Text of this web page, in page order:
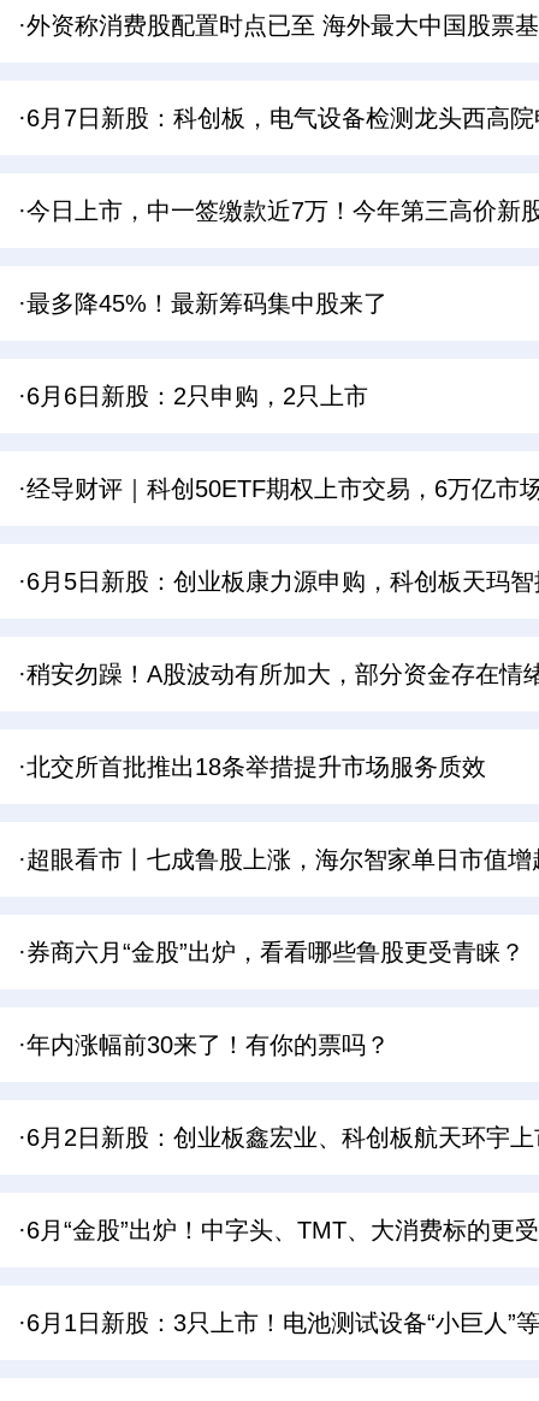
·外资称消费股配置时点已至 海外最大中国股票
·6月7日新股：科创板，电气设备检测龙头西高
·今日上市，中一签缴款近7万！今年第三高价新
·最多降45%！最新筹码集中股来了
·6月6日新股：2只申购，2只上市
·经导财评｜科创50ETF期权上市交易，6万亿市
·6月5日新股：创业板康力源申购，科创板天玛
·稍安勿躁！A股波动有所加大，部分资金存在情
·北交所首批推出18条举措提升市场服务质效
·超眼看市丨七成鲁股上涨，海尔智家单日市值增
·券商六月“金股”出炉，看看哪些鲁股更受青睐？
·年内涨幅前30来了！有你的票吗？
·6月2日新股：创业板鑫宏业、科创板航天环宇
·6月“金股”出炉！中字头、TMT、大消费标的更
·6月1日新股：3只上市！电池测试设备“小巨人”